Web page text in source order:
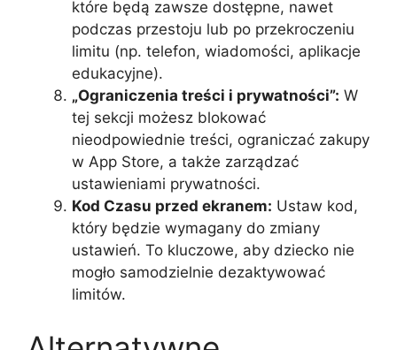
które będą zawsze dostępne, nawet
podczas przestoju lub po przekroczeniu
limitu (np. telefon, wiadomości, aplikacje
edukacyjne).
„Ograniczenia treści i prywatności”: W
tej sekcji możesz blokować
nieodpowiednie treści, ograniczać zakupy
w App Store, a także zarządzać
ustawieniami prywatności.
Kod Czasu przed ekranem: Ustaw kod,
który będzie wymagany do zmiany
ustawień. To kluczowe, aby dziecko nie
mogło samodzielnie dezaktywować
limitów.